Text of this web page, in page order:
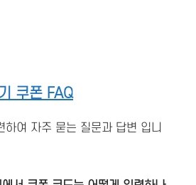
쿠폰 FAQ
하여 자주 묻는 질문과 답변 입니